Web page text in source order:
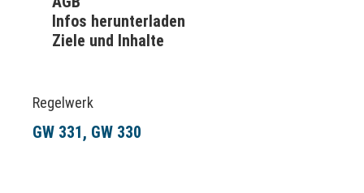
Ausbildung Heizelementstumpfschweißen (HS):
Schweißnahtvorbereitung; Handling der Geräte; Ermitteln der
Schweißparameter unter Berücksichtigung der
Praktische Ausbildung Heizwendelschweißen von Muffen und
Anbohrarmaturen (HM):
Schweißnahtvorbereitung; Handling der Geräte; Ermitteln der
Schweißparameter unter Berücksichtigung der
Infos herunterladen
Ziele und Inhalte
Regelwerk
GW 331 GW 330